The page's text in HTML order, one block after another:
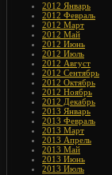
2012 Январь
2012 Февраль
2012 Март
2012 Май
2012 Июнь
2012 Июль
2012 Август
2012 Сентябрь
2012 Октябрь
2012 Ноябрь
2012 Декабрь
2013 Январь
2013 Февраль
2013 Март
2013 Апрель
2013 Май
2013 Июнь
2013 Июль